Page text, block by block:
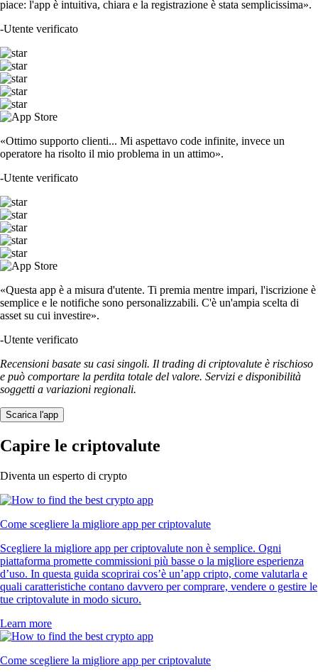
piace: l'app è intuitiva, chiara e la registrazione è stata semplicissima».
-Utente verificato
«Ottimo supporto clienti... Mi aspettavo code infinite, invece un
operatore ha risolto il mio problema in un attimo».
-Utente verificato
«Questa app è a misura d'utente. Ti premia mentre impari, l'iscrizione è
semplice e le notifiche sono personalizzabili. C'è un'ampia scelta di
asset su cui investire».
-Utente verificato
Recensioni basate su casi singoli. Il trading di criptovalute è rischioso
e può comportare la perdita totale del valore. Servizi e disponibilità
soggetti a variazioni regionali.
Scarica l'app
Capire le criptovalute
Diventa un esperto di crypto
Come scegliere la migliore app per criptovalute
Scegliere la migliore app per criptovalute non è semplice. Ogni
piattaforma promette commissioni più basse o la migliore esperienza
d’uso. In questa guida scoprirai cos’è un’app cripto, come valutarla e
quali caratteristiche contano davvero per comprare, vendere o gestire le
tue criptovalute in modo sicuro.
Learn more
Come scegliere la migliore app per criptovalute